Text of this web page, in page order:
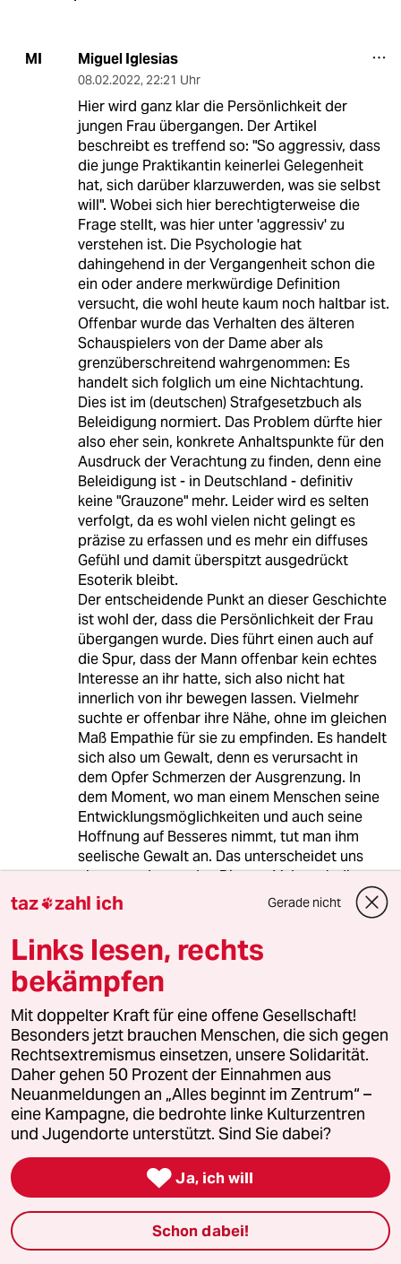
MI Miguel Iglesias
08.02.2022, 22:21 Uhr
Hier wird ganz klar die Persönlichkeit der
jungen Frau übergangen. Der Artikel
beschreibt es treffend so: "So aggressiv, dass
die junge Praktikantin keinerlei Gelegenheit
hat, sich darüber klarzuwerden, was sie selbst
will". Wobei sich hier berechtigterweise die
Frage stellt, was hier unter 'aggressiv' zu
verstehen ist. Die Psychologie hat
dahingehend in der Vergangenheit schon die
ein oder andere merkwürdige Definition
versucht, die wohl heute kaum noch haltbar ist.
Offenbar wurde das Verhalten des älteren
Schauspielers von der Dame aber als
grenzüberschreitend wahrgenommen: Es
handelt sich folglich um eine Nichtachtung.
Dies ist im (deutschen) Strafgesetzbuch als
Beleidigung normiert. Das Problem dürfte hier
also eher sein, konkrete Anhaltspunkte für den
Ausdruck der Verachtung zu finden, denn eine
Beleidigung ist - in Deutschland - definitiv
keine "Grauzone" mehr. Leider wird es selten
verfolgt, da es wohl vielen nicht gelingt es
präzise zu erfassen und es mehr ein diffuses
Gefühl und damit überspitzt ausgedrückt
Esoterik bleibt.
Der entscheidende Punkt an dieser Geschichte
ist wohl der, dass die Persönlichkeit der Frau
übergangen wurde. Dies führt einen auch auf
die Spur, dass der Mann offenbar kein echtes
Interesse an ihr hatte, sich also nicht hat
innerlich von ihr bewegen lassen. Vielmehr
suchte er offenbar ihre Nähe, ohne im gleichen
Maß Empathie für sie zu empfinden. Es handelt
sich also um Gewalt, denn es verursacht in
dem Opfer Schmerzen der Ausgrenzung. In
dem Moment, wo man einem Menschen seine
Entwicklungsmöglichkeiten und auch seine
Hoffnung auf Besseres nimmt, tut man ihm
seelische Gewalt an. Das unterscheidet uns
aber gerade von den Dingen. Vgl. auch die
thoeretische Abahndlung von Avishai Margalit:
Politik der Würde -
Über Achtung und Verachtung.
Ich hoffe, es haben noch mehr Menschen den
Mut, damit an die Öffentlichkeit zu treten, denn
es ist keine Einbildung!
Kirsten1990
08.02.2022,20:03 Uhr
Filmbranche, er war Dozent. Erst einen Tag! vor
meiner Entlassung aus der Psychiatrie im
November 2018 sagte eine Schwester bei
meiner letzten Visite vor versammelter Runde
zu mir: "Frau S., Hand an den Po ist nicht ok...."
taz zahl ich Gerade nicht
Links lesen, rechts
bekämpfen
Mit doppelter Kraft für eine offene Gesellschaft!
Besonders jetzt brauchen Menschen, die sich gegen
Rechtsextremismus einsetzen, unsere Solidarität.
Daher gehen 50 Prozent der Einnahmen aus
Neuanmeldungen an „Alles beginnt im Zentrum“ –
eine Kampagne, die bedrohte linke Kulturzentren
und Jugendorte unterstützt. Sind Sie dabei?
 Ja, ich will
Schon dabei!